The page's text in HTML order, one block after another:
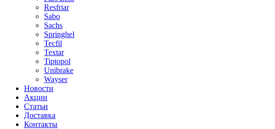
Resfriar
Sabo
Sachs
Springhel
Tecfil
Textar
Tiptopol
Unibrake
Wayser
Новости
Акции
Статьи
Доставка
Контакты